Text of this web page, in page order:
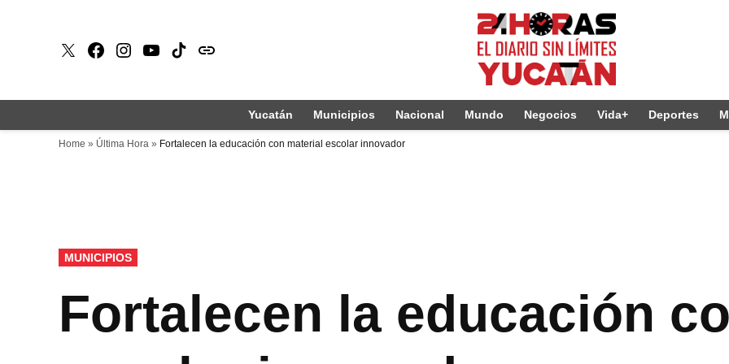
X Faceboook
Instagram
Youtube
Tiktokissuu
Yucatán Municipios Nacional Mundo Negocios Vida+ Deportes
Home » Última Hora » Fortalecen la educación con material escolar innovador
PUBLICADO
EN
MUNICIPIOS
Fortalecen la educación